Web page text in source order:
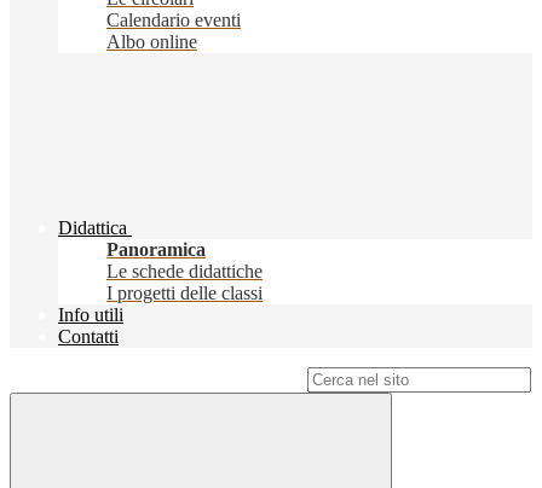
Calendario eventi
Albo online
Didattica
Panoramica
Le schede didattiche
I progetti delle classi
Info utili
Contatti